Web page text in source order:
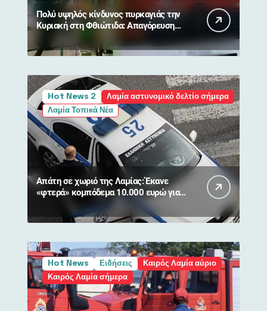
Πολύ υψηλός κίνδυνος πυρκαγιάς την
Κυριακή στη Φθιώτιδα: Απαγόρευση
NATURA
Hot News 2
Λαμία αστυνομικό δελτίο σήμερα
Λαμία Τοπικά Νέα
Απάτη σε χωριό της Λαμίας: Έκανε
«φτερά» κομπόδεμα 10.000 ευρώ για
Hot News Ειδήσεις
Καιρός Λαμία αύριο
Καιρός Λαμία σήμερα